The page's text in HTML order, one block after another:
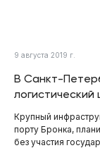
9 августа 2019 г.
В Санкт-
логистический
Крупный
порту Бронка,
без участия